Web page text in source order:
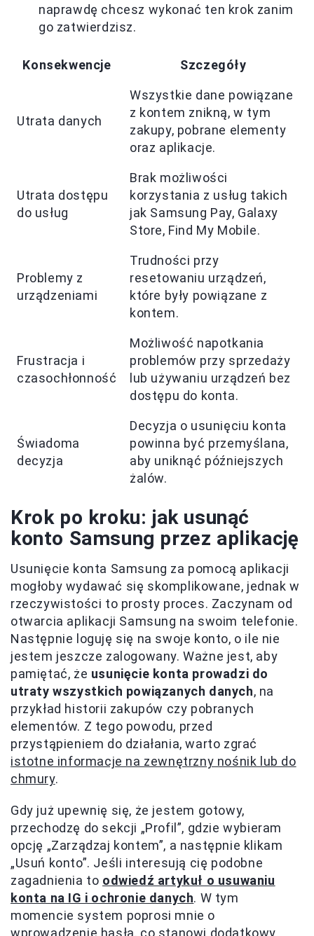
naprawdę chcesz wykonać ten krok zanim
go zatwierdzisz.
Konsekwencje Szczegóły
Utrata danych
Wszystkie dane powiązane
z kontem znikną, w tym
zakupy, pobrane elementy
oraz aplikacje.
Utrata dostępu
do usług
Brak możliwości
korzystania z usług takich
jak Samsung Pay, Galaxy
Store, Find My Mobile.
Problemy z
urządzeniami
Trudności przy
resetowaniu urządzeń,
które były powiązane z
kontem.
Frustracja i
czasochłonność
Możliwość napotkania
problemów przy sprzedaży
lub używaniu urządzeń bez
dostępu do konta.
Świadoma
decyzja
Decyzja o usunięciu konta
powinna być przemyślana,
aby uniknąć późniejszych
żalów.
Krok po kroku: jak usunąć
konto Samsung przez aplikację
Usunięcie konta Samsung za pomocą aplikacji
mogłoby wydawać się skomplikowane, jednak w
rzeczywistości to prosty proces. Zaczynam od
otwarcia aplikacji Samsung na swoim telefonie.
Następnie loguję się na swoje konto, o ile nie
jestem jeszcze zalogowany. Ważne jest, aby
pamiętać, że usunięcie konta prowadzi do
utraty wszystkich powiązanych danych, na
przykład historii zakupów czy pobranych
elementów. Z tego powodu, przed
przystąpieniem do działania, warto zgrać
istotne informacje na zewnętrzny nośnik lub do
chmury.
Gdy już upewnię się, że jestem gotowy,
przechodzę do sekcji „Profil”, gdzie wybieram
opcję „Zarządzaj kontem”, a następnie klikam
„Usuń konto”. Jeśli interesują cię podobne
zagadnienia to odwiedź artykuł o usuwaniu
konta na IG i ochronie danych. W tym
momencie system poprosi mnie o
wprowadzenie hasła, co stanowi dodatkowy